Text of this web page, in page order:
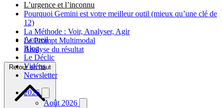
Accueil
Blog
Le Déclic
Vidéos
Newsletter
2026
Août 2026
L’urgence et l’inconnu
Pourquoi Gemini est votre meilleur outil (mieux qu’une clé de
12)
La Méthode : Voir, Analyser, Agir
Le Prompt Multimodal
Analyse du résultat
Retour en haut